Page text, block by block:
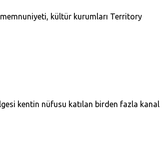
kültür kurumları Territory
kentin nüfusu katılan birden fazla kanal